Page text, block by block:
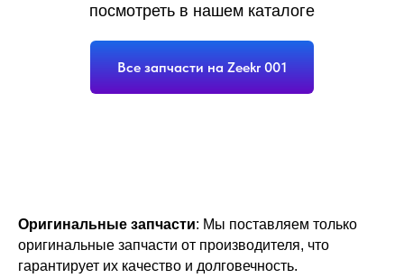
посмотреть в нашем каталоге
Все запчасти на Zeekr 001
Оригинальные запчасти: Мы поставляем только
оригинальные запчасти от производителя, что
гарантирует их качество и долговечность.